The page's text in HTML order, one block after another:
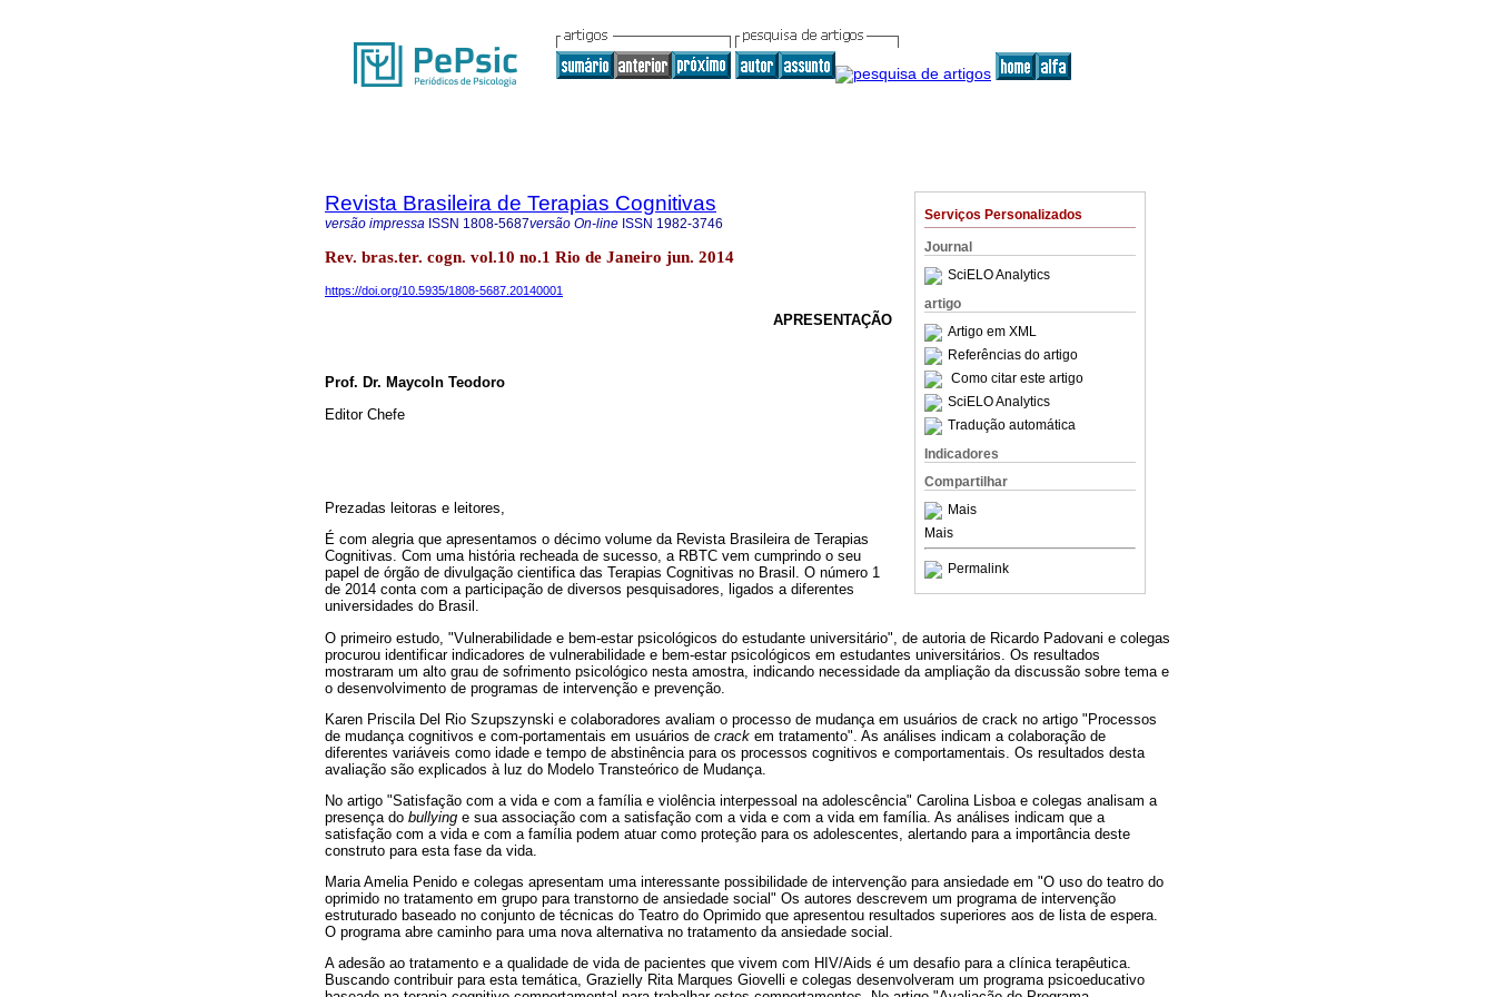
Serviços Personalizados
Journal
SciELO Analytics
artigo
Artigo em XML
Referências do artigo
Como citar este artigo
SciELO Analytics
Tradução automática
Indicadores
Compartilhar
Mais
Mais
Permalink
Revista Brasileira de Terapias Cognitivas
versão impressa ISSN 1808-5687versão On-line ISSN 1982-3746
Rev. bras.ter. cogn. vol.10 no.1 Rio de Janeiro jun. 2014
https://doi.org/10.5935/1808-5687.20140001
APRESENTAÇÃO
Prof. Dr. Maycoln Teodoro
Editor Chefe
Prezadas leitoras e leitores,
É com alegria que apresentamos o décimo volume da Revista Brasileira de Terapias
Cognitivas. Com uma história recheada de sucesso, a RBTC vem cumprindo o seu
papel de órgão de divulgação cientifica das Terapias Cognitivas no Brasil. O número 1
de 2014 conta com a participação de diversos pesquisadores, ligados a diferentes
universidades do Brasil.
O primeiro estudo, "Vulnerabilidade e bem-estar psicológicos do estudante universitário", de autoria de Ricardo Padovani e colegas
procurou identificar indicadores de vulnerabilidade e bem-estar psicológicos em estudantes universitários. Os resultados
mostraram um alto grau de sofrimento psicológico nesta amostra, indicando necessidade da ampliação da discussão sobre tema e
o desenvolvimento de programas de intervenção e prevenção.
Karen Priscila Del Rio Szupszynski e colaboradores avaliam o processo de mudança em usuários de crack no artigo "Processos
de mudança cognitivos e com-portamentais em usuários de crack em tratamento". As análises indicam a colaboração de
diferentes variáveis como idade e tempo de abstinência para os processos cognitivos e comportamentais. Os resultados desta
avaliação são explicados à luz do Modelo Transteórico de Mudança.
No artigo "Satisfação com a vida e com a família e violência interpessoal na adolescência" Carolina Lisboa e colegas analisam a
presença do bullying e sua associação com a satisfação com a vida e com a vida em família. As análises indicam que a
satisfação com a vida e com a família podem atuar como proteção para os adolescentes, alertando para a importância deste
construto para esta fase da vida.
Maria Amelia Penido e colegas apresentam uma interessante possibilidade de intervenção para ansiedade em "O uso do teatro do
oprimido no tratamento em grupo para transtorno de ansiedade social" Os autores descrevem um programa de intervenção
estruturado baseado no conjunto de técnicas do Teatro do Oprimido que apresentou resultados superiores aos de lista de espera.
O programa abre caminho para uma nova alternativa no tratamento da ansiedade social.
A adesão ao tratamento e a qualidade de vida de pacientes que vivem com HIV/Aids é um desafio para a clínica terapêutica.
Buscando contribuir para esta temática, Grazielly Rita Marques Giovelli e colegas desenvolveram um programa psicoeducativo